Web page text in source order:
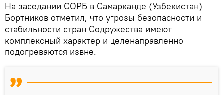
На заседании СОРБ в Самарканде (Узбекистан)
Бортников отметил, что угрозы безопасности и
стабильности стран Содружества имеют
комплексный характер и целенаправленно
подогреваются извне.